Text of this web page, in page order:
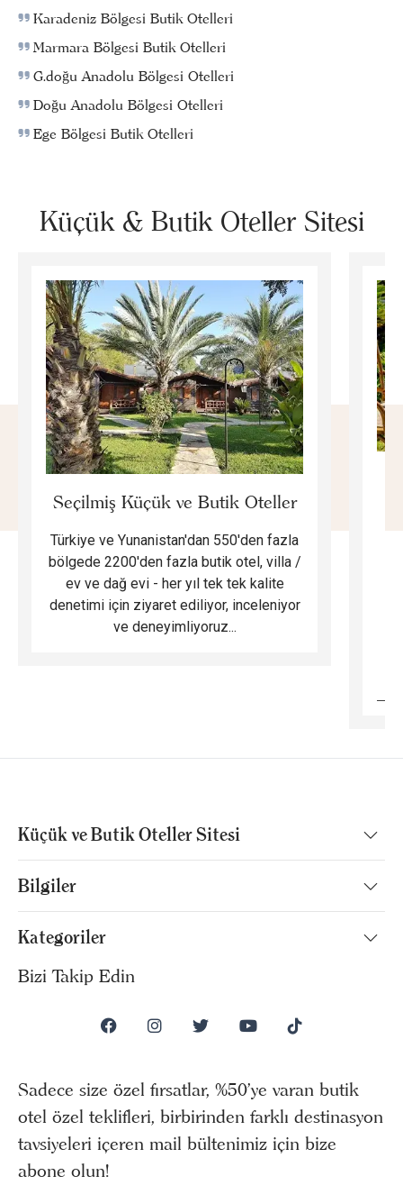
Karadeniz Bölgesi Butik Otelleri
Marmara Bölgesi Butik Otelleri
G.doğu Anadolu Bölgesi Otelleri
Doğu Anadolu Bölgesi Otelleri
Ege Bölgesi Butik Otelleri
Küçük & Butik Oteller Sitesi
Seçilmiş Küçük ve Butik Oteller
Türkiye ve Yunanistan'dan 550'den fazla
bölgede 2200'den fazla butik otel, villa /
ev ve dağ evi - her yıl tek tek kalite
denetimi için ziyaret ediliyor, inceleniyor
ve deneyimliyoruz...
Küçük ve Butik Oteller Sitesi
Bilgiler
Kategoriler
Bizi Takip Edin
Sadece size özel fırsatlar, %50’ye varan butik
otel özel teklifleri, birbirinden farklı destinasyon
tavsiyeleri içeren mail bültenimiz için bize
abone olun!